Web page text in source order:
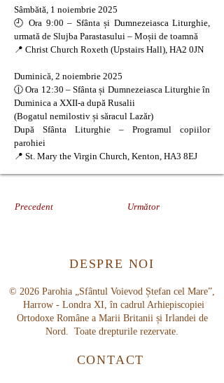
Sâmbătă, 1 noiembrie 2025
🕘 Ora 9:00 – Sfânta și Dumnezeiasca Liturghie,
urmată de Slujba Parastasului – Moșii de toamnă
📍 Christ Church Roxeth (Upstairs Hall), HA2 0JN
Duminică, 2 noiembrie 2025
🕧 Ora 12:30 – Sfânta și Dumnezeiasca Liturghie în
Duminica a XXII-a după Rusalii
(Bogatul nemilostiv și săracul Lazăr)
După Sfânta Liturghie – Programul copiilor
parohiei
📍 St. Mary the Virgin Church, Kenton, HA3 8EJ
Precedent Următor
DESPRE NOI
© 2026 Parohia „Sfântul Voievod Ștefan cel Mare”,
Harrow - Londra XI, în cadrul Arhiepiscopiei
Ortodoxe Române a Marii Britanii și Irlandei de
Nord. Toate drepturile rezervate.
CONTACT